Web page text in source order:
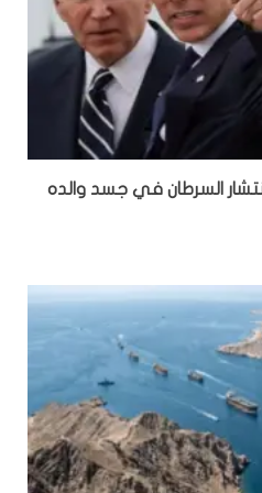
السرطان في جسد والده